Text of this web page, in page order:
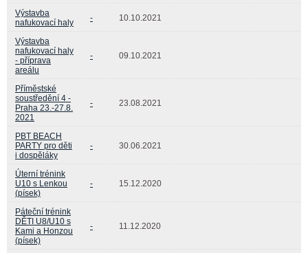
Výstavba
nafukovací haly
- 10.10.2021
Výstavba
nafukovací haly
- příprava
areálu
- 09.10.2021
Příměstské
soustředění 4 -
Praha 23.-27.8.
2021
- 23.08.2021
PBT BEACH
PARTY pro děti
i dospěláky
- 30.06.2021
Úterní trénink
U10 s Lenkou
(písek)
- 15.12.2020
Páteční trénink
DĚTI U8/U10 s
Kami a Honzou
(písek)
- 11.12.2020